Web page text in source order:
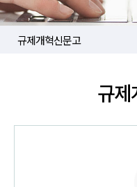
규제혁신
규제개혁신문고
규제